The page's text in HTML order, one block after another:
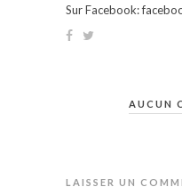
Sur Facebook:
AUCUN
LAISSER UN